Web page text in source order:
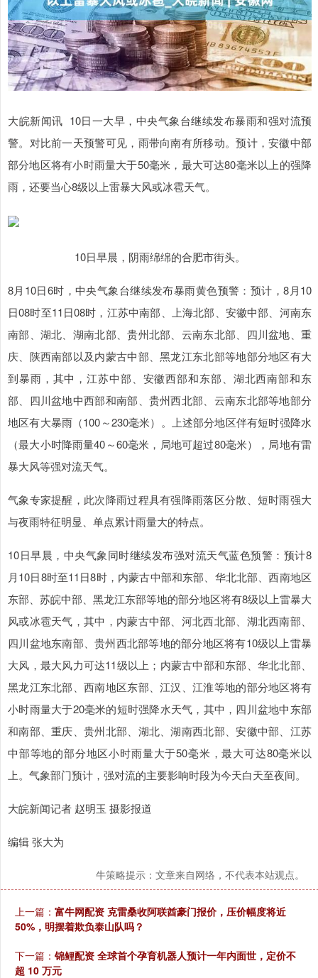
大皖新闻讯 10日一大早，中央气象台继续发布暴雨和强对流预
警。对比前一天预警可见，雨带向南有所移动。预计，安徽中部
部分地区将有小时雨量大于50毫米，最大可达80毫米以上的强降
雨，还要当心8级以上雷暴大风或冰雹天气。
10日早晨，阴雨绵绵的合肥市街头。
8月10日6时，中央气象台继续发布暴雨黄色预警：预计，8月10
日08时至11日08时，江苏中南部、上海北部、安徽中部、河南东
南部、湖北、湖南北部、贵州北部、云南东北部、四川盆地、重
庆、陕西南部以及内蒙古中部、黑龙江东北部等地部分地区有大
到暴雨，其中，江苏中部、安徽西部和东部、湖北西南部和东
部、四川盆地中西部和南部、贵州西北部、云南东北部等地部分
地区有大暴雨（100～230毫米）。上述部分地区伴有短时强降水
（最大小时降雨量40～60毫米，局地可超过80毫米），局地有雷
暴大风等强对流天气。
气象专家提醒，此次降雨过程具有强降雨落区分散、短时雨强大
与夜雨特征明显、单点累计雨量大的特点。
10日早晨，中央气象同时继续发布强对流天气蓝色预警：预计8
月10日8时至11日8时，内蒙古中部和东部、华北北部、西南地区
东部、苏皖中部、黑龙江东部等地的部分地区将有8级以上雷暴大
风或冰雹天气，其中，内蒙古中部、河北西北部、湖北西南部、
四川盆地东南部、贵州西北部等地的部分地区将有10级以上雷暴
大风，最大风力可达11级以上；内蒙古中部和东部、华北北部、
黑龙江东北部、西南地区东部、江汉、江淮等地的部分地区将有
小时雨量大于20毫米的短时强降水天气，其中，四川盆地中东部
和南部、重庆、贵州北部、湖北、湖南西北部、安徽中部、江苏
中部等地的部分地区小时雨量大于50毫米，最大可达80毫米以
上。气象部门预计，强对流的主要影响时段为今天白天至夜间。
大皖新闻记者 赵明玉 摄影报道
编辑 张大为
牛策略提示：文章来自网络，不代表本站观点。
上一篇： 富牛网配资 克雷桑收阿联酋豪门报价，压价幅度将近
50%，明摆着欺负泰山队吗？
下一篇： 锦鲤配资 全球首个孕育机器人预计一年内面世，定价不
超 10 万元